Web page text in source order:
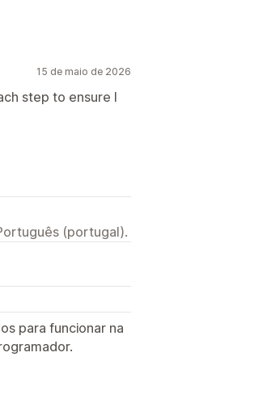
15 de maio de 2026
step to ensure I
(portugal).
para funcionar na